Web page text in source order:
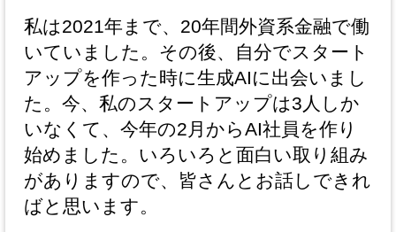
私は2021年まで、20年間外資系金融で働
いていました。その後、自分でスタート
アップを作った時に生成AIに出会いまし
た。今、私のスタートアップは3人しか
いなくて、今年の2月からAI社員を作り
始めました。いろいろと面白い取り組み
がありますので、皆さんとお話しできれ
ばと思います。